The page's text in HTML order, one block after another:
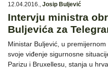
12.04.2016., Josip Buljević
Intervju ministra
Buljevića za
Ministar Buljević, u
svoje viđenje sigurnosne
Parizu i Bruxellesu, stanja u